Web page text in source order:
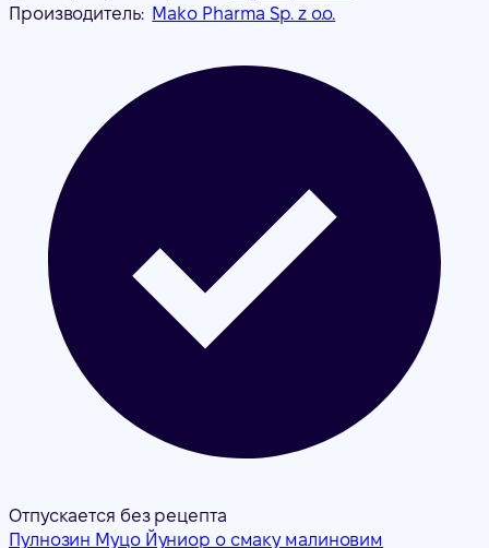
Производитель: Mako Pharma Sp. z o.o.
Отпускается без рецепта
Пулнозин Муцо Йуниор о смаку малиновим